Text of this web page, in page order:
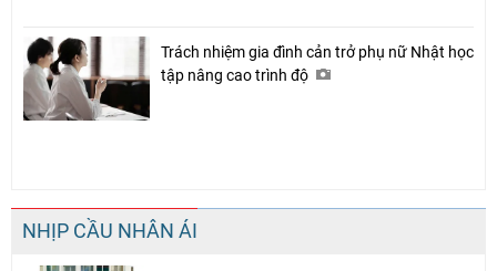
Trách nhiệm gia đình cản trở phụ nữ Nhật học
tập nâng cao trình độ
NHỊP CẦU NHÂN ÁI